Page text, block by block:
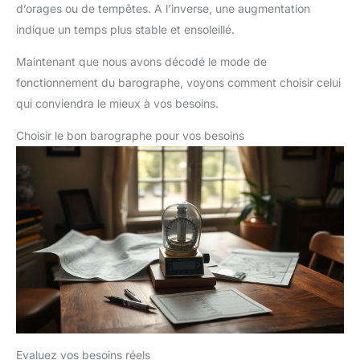
d’orages ou de tempêtes. A l’inverse, une augmentation
indique un temps plus stable et ensoleillé.
Maintenant que nous avons décodé le mode de
fonctionnement du barographe, voyons comment choisir celui
qui conviendra le mieux à vos besoins.
Choisir le bon barographe pour vos besoins
Evaluez vos besoins réels